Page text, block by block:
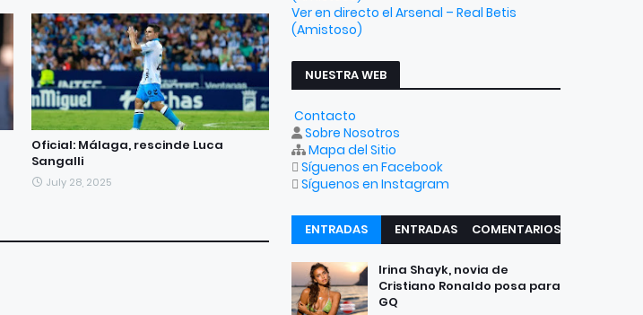
Oficial: Málaga, rescinde Luca
Sangalli
July 28, 2025
Ver en directo el Arsenal – Real Betis
(Amistoso)
NUESTRA WEB
Contacto
Sobre Nosotros
Mapa del Sitio
Síguenos en Facebook
Síguenos en Instagram
ENTRADAS
RECIENTES
ENTRADAS
COMENTARIOS
Irina Shayk, novia de
Cristiano Ronaldo posa para
GQ